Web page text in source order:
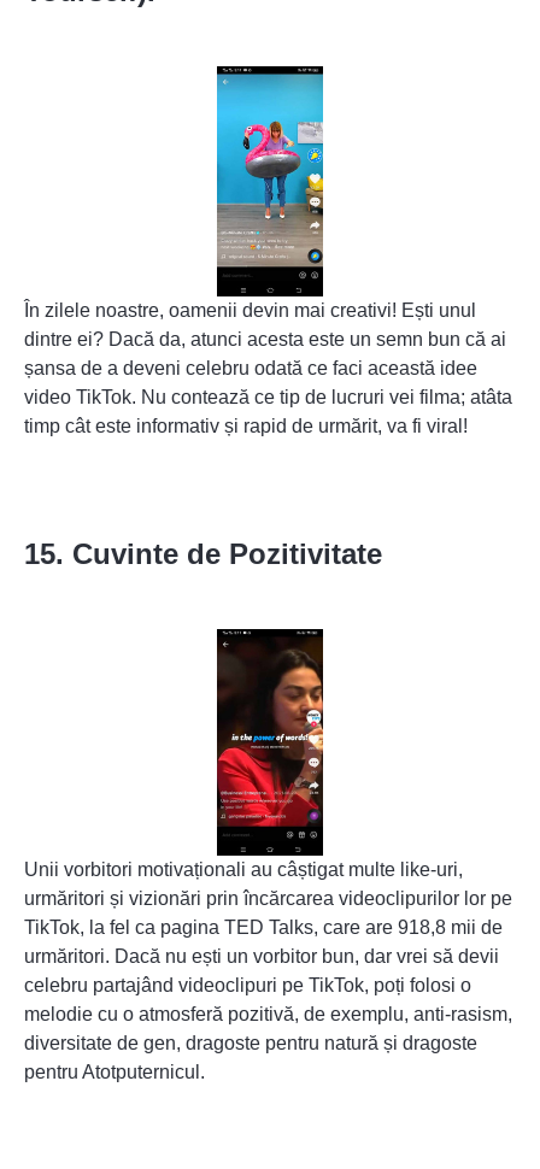
În zilele noastre, oamenii devin mai creativi! Ești unul
dintre ei? Dacă da, atunci acesta este un semn bun că ai
șansa de a deveni celebru odată ce faci această idee
video TikTok. Nu contează ce tip de lucruri vei filma; atâta
timp cât este informativ și rapid de urmărit, va fi viral!
15. Cuvinte de Pozitivitate
Unii vorbitori motivaționali au câștigat multe like-uri,
urmăritori și vizionări prin încărcarea videoclipurilor lor pe
TikTok, la fel ca pagina TED Talks, care are 918,8 mii de
urmăritori. Dacă nu ești un vorbitor bun, dar vrei să devii
celebru partajând videoclipuri pe TikTok, poți folosi o
melodie cu o atmosferă pozitivă, de exemplu, anti-rasism,
diversitate de gen, dragoste pentru natură și dragoste
pentru Atotputernicul.